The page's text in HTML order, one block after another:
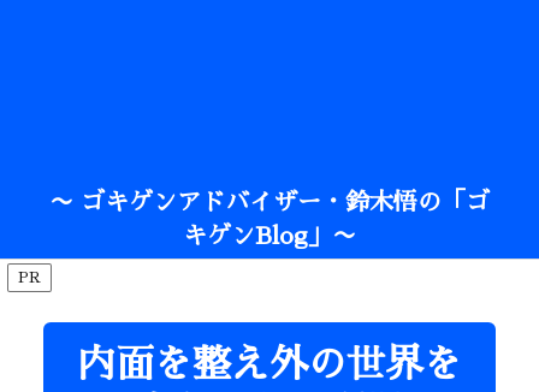
〜 ゴキゲンアドバイザー・鈴木悟の「ゴ
キゲンBlog」〜
PR
内面を整え外の世界を